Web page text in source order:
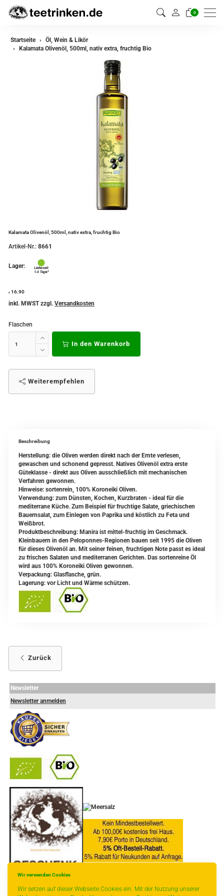
Wir verwenden Cookies
Wir setzen auf dieser Webseite Cookies ein. Mit der Nutzung unserer
0
Startseite
Öl, Wein & Likör
Kalamata Olivenöl, 500ml, nativ extra, fruchtig Bio
Kalamata Olivenöl, 500ml, nativ extra, fruchtig Bio
Artikel-Nr.: 8661
Lager:
€ 16.90
inkl. MWST zzgl. Versandkosten
Flaschen
In den Warenkorb
Weiterempfehlen
Beschreibung
Herstellung: die Oliven werden direkt nach der Ernte verlesen,
gewaschen und schonend gepresst. Natives Olivenöl extra erste
Güteklasse - direkt aus Oliven ausschließlich mit mechanischen
Verfahren gewonnen.
Hinweise: sortenrein, 100% Koroneiki Oliven.
Verwendung: zum Dünsten, Kochen, Kurzbraten - ideal für die
mediterrane Küche. Zum Beispiel für fruchtige Salate, griechischen
Bauernsalat, zum Einlegen von Paprika und köstlich zu Feta und
Weißbrot.
Produktbeschreibung: Manira ist mittel-fruchtig im Geschmack.
Kleinbauern in den Peloponnes-Regionen bauen seit 1995 die Oliven
für dieses Olivenöl an. Mit seiner feinen, fruchtigen Note passt es ideal
zu frischen Salaten und mediterranen Gerichten. Das sortenreine Öl
wird aus 100% Koroneiki Oliven gewonnen.
Verpackung: Glasflasche, grün.
Lagerung: vor Licht und Wärme schützen.
Zurück
Newsletter
Newsletter anmelden
Versandinformationen.